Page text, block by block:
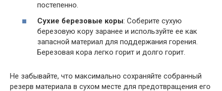
постепенно.
Сухие березовые коры: Соберите сухую
березовую кору заранее и используйте ее как
запасной материал для поддержания горения.
Березовая кора легко горит и долго горит.
Не забывайте, что максимально сохраняйте собранный
резерв материала в сухом месте для предотвращения его